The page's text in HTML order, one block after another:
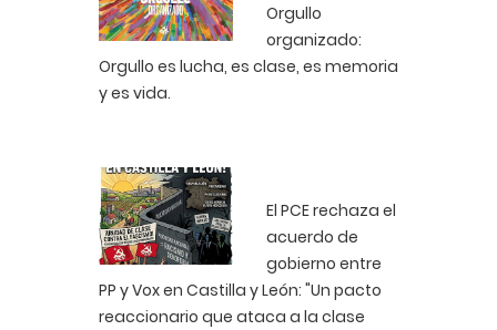
Orgullo
organizado:
Orgullo es lucha, es clase, es memoria
y es vida.
El PCE rechaza el
acuerdo de
gobierno entre
PP y Vox en Castilla y León: "Un pacto
reaccionario que ataca a la clase